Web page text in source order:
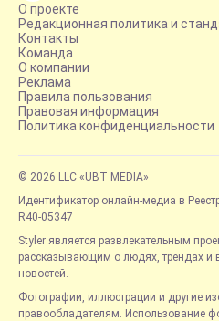
О проекте
Редакционная политика и
Контакты
Команда
О компании
Реклама
Правила пользования
Правовая информация
Политика конфиденциальности
© 2026 LLC «UBT MEDIA»
Идентификатор онлайн-медиа в
R40-05347
Styler является развлекательным
рассказывающим о людях, трендах и
новостей.
Фотографии, иллюстрации и другие
правообладателям. Использование